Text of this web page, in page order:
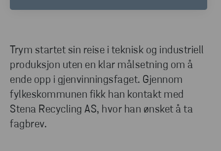
Trym startet sin reise i teknisk og industriell
produksjon uten en klar målsetning om å
ende opp i gjenvinningsfaget. Gjennom
fylkeskommunen fikk han kontakt med
Stena Recycling AS, hvor han ønsket å ta
fagbrev.